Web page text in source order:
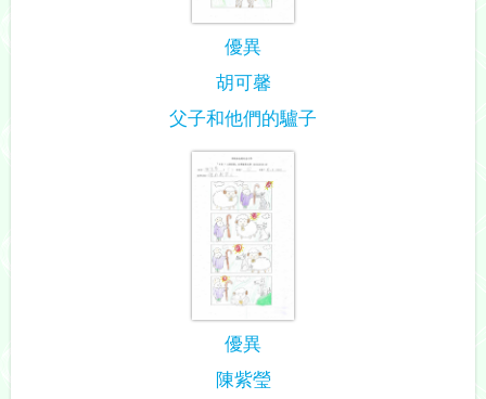
優異
胡可馨
父子和他們的驢子
優異
陳紫瑩